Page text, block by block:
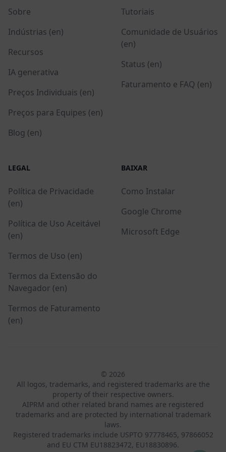
Sobre
Indústrias (en)
Recursos
IA generativa
Preços Individuais (en)
Preços para Equipes (en)
Blog (en)
Tutoriais
Comunidade de Usuários
(en)
Status (en)
Faturamento e FAQ (en)
LEGAL
Política de Privacidade
(en)
Política de Uso Aceitável
(en)
Termos de Uso (en)
Termos da Extensão do
Navegador (en)
Termos de Faturamento
(en)
BAIXAR
Como Instalar
Google Chrome
Microsoft Edge
© 2026
All logos, trademarks, and registered trademarks are the
property of their respective owners.
AIPRM and other related brand names are registered
trademarks and are protected by international trademark
laws.
Registered trademarks include USPTO 97778465, 97866052
and EU CTM EU18823472, EU18830896.